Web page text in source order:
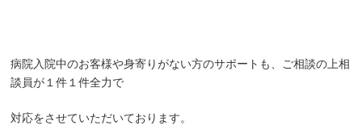
病院入院中のお客様や身寄りがない方のサポートも、ご相談の上相
談員が１件１件全力で
対応をさせていただいております。